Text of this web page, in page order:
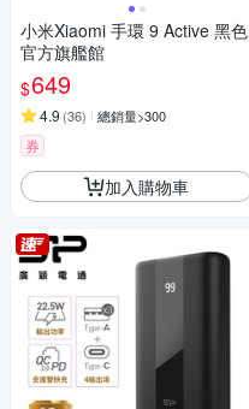
小米Xiaomi 手環 9 Active 黑色
官方旗艦館
$649
4.9 (36) 總銷量>300
券
加入購物車